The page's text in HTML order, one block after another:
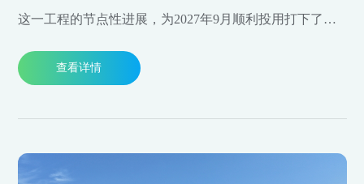
这一工程的节点性进展，为2027年9月顺利投用打下了坚
查看详情